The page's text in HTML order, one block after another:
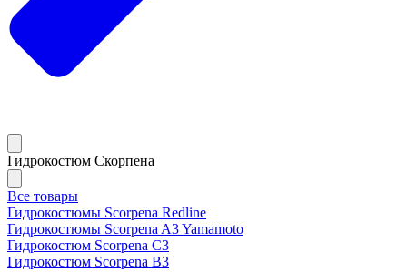
Гидрокостюм Скорпена
Все товары
Гидрокостюмы Scorpena Redline
Гидрокостюмы Scorpena A3 Yamamoto
Гидрокостюм Scorpena C3
Гидрокостюм Scorpena B3